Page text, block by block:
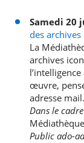
Samedi 20
des archives
La
archives
œuvre,
adresse mail.
Dans le
Public ado-